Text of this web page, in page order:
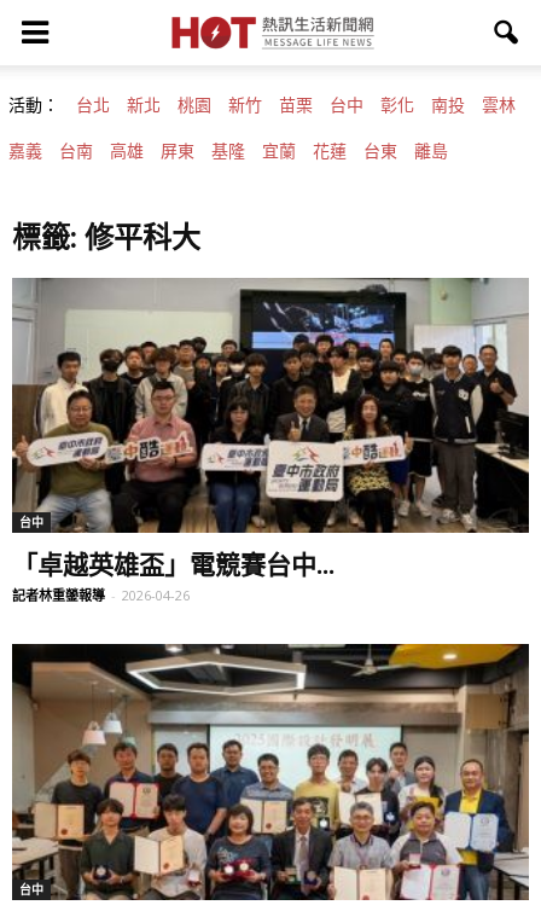
活動： 台北 新北 桃園 新竹 苗栗 台中 彰化 南投 雲林
嘉義 台南 高雄 屏東 基隆 宜蘭 花蓮 台東 離島
標籤: 修平科大
台中
「卓越英雄盃」電競賽台中...
記者林重鎣報導 - 2026-04-26
台中